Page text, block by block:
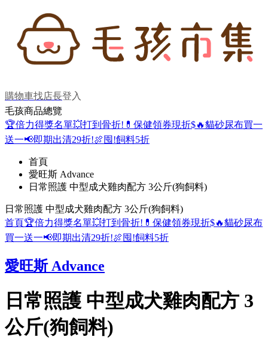
購物車找店長登入
毛孩商品總覽
🏆倍力得獎名單💥打到骨折! 💊保健領券現折$🔥貓砂尿布買一
送一📢即期出清29折!🍖囤!飼料5折
首頁
愛旺斯 Advance
日常照護 中型成犬雞肉配方 3公斤(狗飼料)
日常照護 中型成犬雞肉配方 3公斤(狗飼料)
首頁🏆倍力得獎名單💥打到骨折! 💊保健領券現折$🔥貓砂尿布
買一送一📢即期出清29折!🍖囤!飼料5折
愛旺斯 Advance
日常照護 中型成犬雞肉配方 3
公斤(狗飼料)